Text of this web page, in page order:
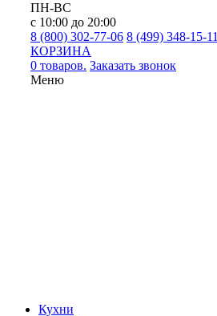
ПН-ВС
с 10:00 до 20:00
8 (800) 302-77-06 8 (499) 348-15-11
КОРЗИНА
0 товаров. Заказать звонок
Меню
Кухни